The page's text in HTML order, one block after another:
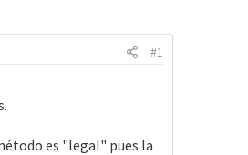
#1
es "legal" pues la